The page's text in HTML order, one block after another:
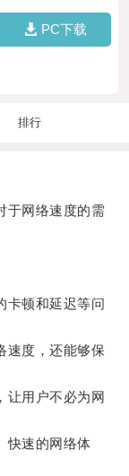
PC下载
排行
网络速度的需
顿和延迟等问
度，还能够保
用户不必为网
速的网络体